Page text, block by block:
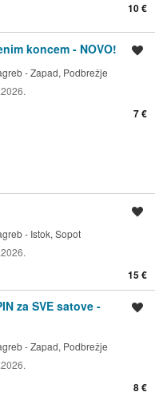
10 €
koncem - NOVO!
- Zapad, Podbrežje
7 €
- Istok, Sopot
15 €
za SVE satove -
- Zapad, Podbrežje
8 €